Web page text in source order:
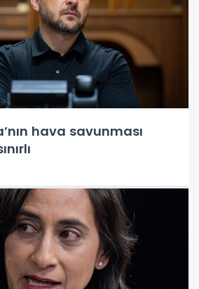
hava savunması